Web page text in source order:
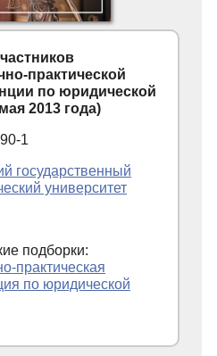
практической
по юридической
2013 года)
1
государственный
университет
подборки:
практическая
по юридической